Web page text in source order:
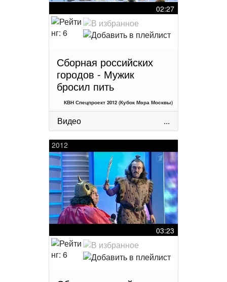
02:27
Сборная российских
городов - Мужик
бросил пить
КВН Спецпроект 2012 (Кубок Мэра Москвы)
Видео ...
2012
03:23